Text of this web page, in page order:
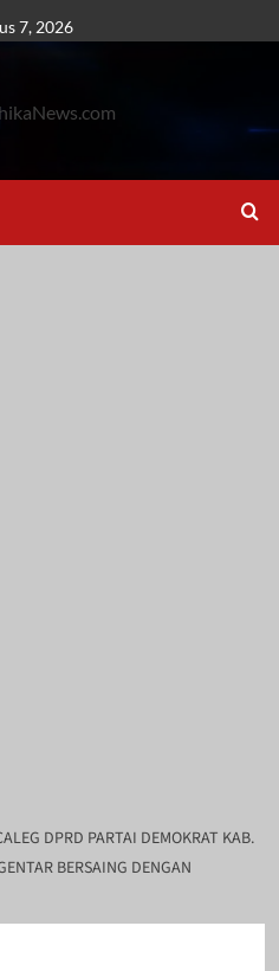
7, 2026
DPRD PARTAI DEMOKRAT KAB.
BERSAING DENGAN